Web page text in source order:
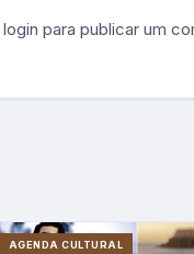
login para publicar um
AGENDA CULTURAL